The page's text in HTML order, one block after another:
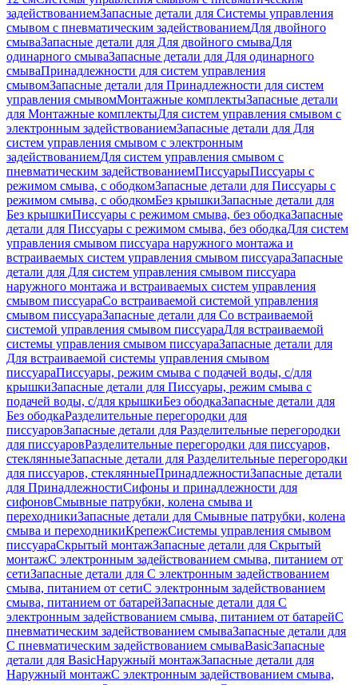
задействованиемЗапасные детали для Системы управления
смывом с пневматическим задействованиемДля двойного
смываЗапасные детали для Для двойного смываДля
одинарного смываЗапасные детали для Для одинарного
смываПринадлежности для систем управления
смывомЗапасные детали для Принадлежности для систем
управления смывомМонтажные комплектыЗапасные детали
для Монтажные комплектыДля систем управления смывом с
электронным задействованиемЗапасные детали для Для
систем управления смывом с электронным
задействованиемДля систем управления смывом с
пневматическим задействованиемПиссуарыПиссуары с
режимом смыва, с ободкомЗапасные детали для Писсуары с
режимом смыва, с ободкомБез крышкиЗапасные детали для
Без крышкиПиссуары с режимом смыва, без ободкаЗапасные
детали для Писсуары с режимом смыва, без ободкаДля систем
управления смывом писсуара наружного монтажа и
встраиваемых систем управления смывом писсуараЗапасные
детали для Для систем управления смывом писсуара
наружного монтажа и встраиваемых систем управления
смывом писсуараСо встраиваемой системой управления
смывом писсуараЗапасные детали для Со встраиваемой
системой управления смывом писсуараДля встраиваемой
системы управления смывом писсуараЗапасные детали для
Для встраиваемой системы управления смывом
писсуараПиссуары, режим смыва с подачей воды, с/для
крышкиЗапасные детали для Писсуары, режим смыва с
подачей воды, с/для крышкиБез ободкаЗапасные детали для
Без ободкаРазделительные перегородки для
писсуаровЗапасные детали для Разделительные перегородки
для писсуаровРазделительные перегородки для писсуаров,
стеклянныеЗапасные детали для Разделительные перегородки
для писсуаров, стеклянныеПринадлежностиЗапасные детали
для ПринадлежностиСифоны и принадлежности для
сифоновСмывные патрубки, колена смыва и
переходникиЗапасные детали для Смывные патрубки, колена
смыва и переходникиКрепежСистемы управления смывом
писсуараСкрытый монтажЗапасные детали для Скрытый
монтажС электронным задействованием смыва, питанием от
сетиЗапасные детали для С электронным задействованием
смыва, питанием от сетиС электронным задействованием
смыва, питанием от батарейЗапасные детали для С
электронным задействованием смыва, питанием от батарейС
пневматическим задействованием смываЗапасные детали для
С пневматическим задействованием смываBasicЗапасные
детали для BasicНаружный монтажЗапасные детали для
Наружный монтажС электронным задействованием смыва,